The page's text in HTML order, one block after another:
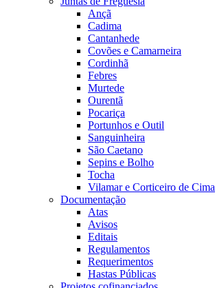
Ançã
Cadima
Cantanhede
Covões e Camarneira
Cordinhã
Febres
Murtede
Ourentã
Pocariça
Portunhos e Outil
Sanguinheira
São Caetano
Sepins e Bolho
Tocha
Vilamar e Corticeiro de Cima
Documentação
Atas
Avisos
Editais
Regulamentos
Requerimentos
Hastas Públicas